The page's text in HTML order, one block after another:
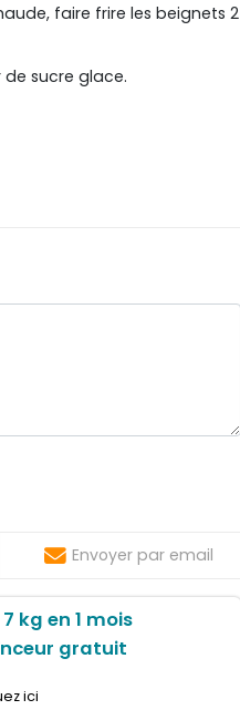
faire frire les beignets 2
sucre glace.
Envoyer par email
kg en 1 mois
gratuit
ici